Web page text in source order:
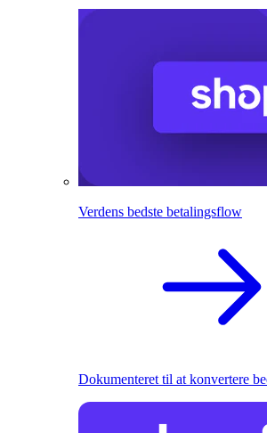
Verdens bedste betalingsflow
Dokumenteret til at konvertere